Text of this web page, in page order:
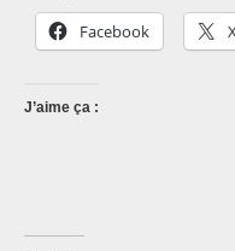
Facebook
J’aime ça :